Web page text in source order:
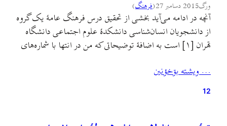
ورگ2015 دسامبر 27 (فرهنگ)
آنچه در ادامه می‌آید بخشی از تحقیق درس فرهنگ عامهٔ یک گروه
از دانشجویان انسان‌شناسی دانشکدهٔ علوم اجتماعی دانشگاه
تهران [۱] است به اضافهٔ توضیحاتی که من در انتها با شماره‌های
از جوک‌های فارسی را تشکیل می‌دهند؟آنچه در اینجا می‌آید
حاصل بررسی ۴۶ وبلاگ فارسی از…
… ويشته بۊخؤنين
12